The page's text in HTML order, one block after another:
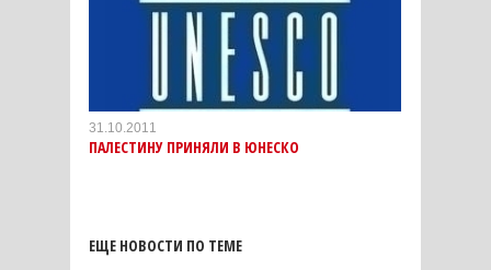
31.10.2011
ПАЛЕСТИНУ ПРИНЯЛИ В ЮНЕСКО
ЕЩЕ НОВОСТИ ПО ТЕМЕ